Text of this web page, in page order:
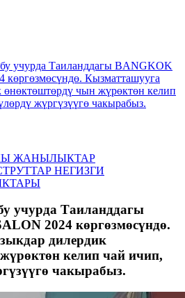
учурда Таиланддагы BANGKOK
Кызматташууга
өнөктөштөрдү чын жүрөктөн келип
жүргүзүүгө чакырабыз.
ЖАНЫЛЫКТАР
НЕГИЗГИ
учурда Таиланддагы
2024 көргөзмөсүндө.
дилердик
келип чай ичип,
чакырабыз.